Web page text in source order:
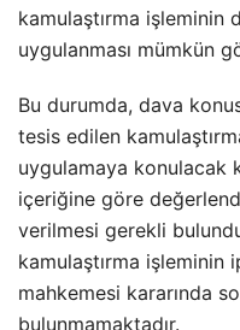
kamulaştırma işleminin
uygulanması mümkün
Bu durumda, dava
tesis edilen
uygulamaya konulacak
içeriğine göre
verilmesi gerekli
kamulaştırma işleminin
mahkemesi kararında
bulunmamaktadır.